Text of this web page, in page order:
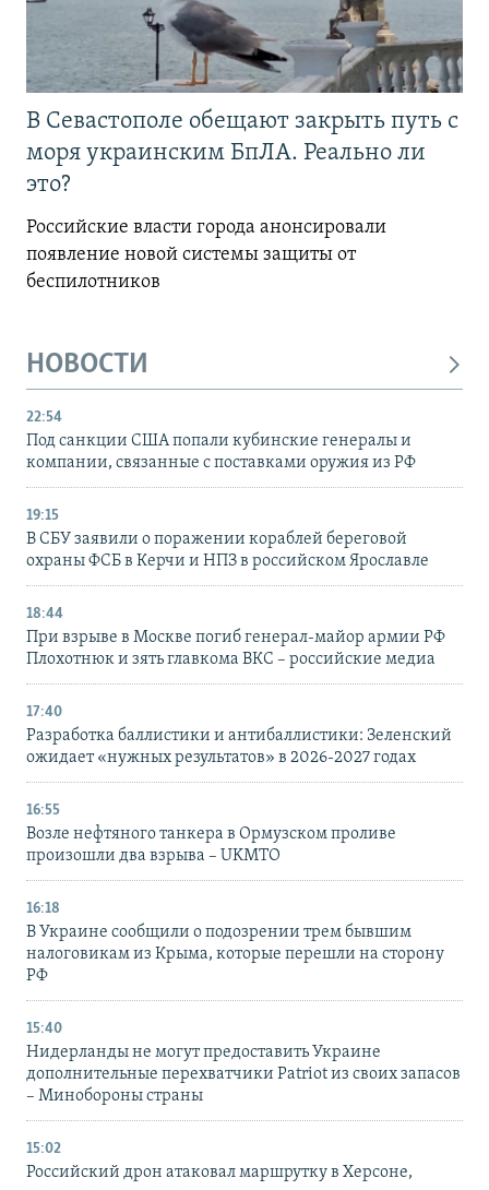
В Севастополе обещают закрыть путь с
моря украинским БпЛА. Реально ли
это?
Российские власти города анонсировали
появление новой системы защиты от
беспилотников
НОВОСТИ
22:54
Под санкции США попали кубинские генералы и
компании, связанные с поставками оружия из РФ
19:15
В СБУ заявили о поражении кораблей береговой
охраны ФСБ в Керчи и НПЗ в российском Ярославле
18:44
При взрыве в Москве погиб генерал-майор армии РФ
Плохотнюк и зять главкома ВКС – российские медиа
17:40
Разработка баллистики и антибаллистики: Зеленский
ожидает «нужных результатов» в 2026-2027 годах
16:55
Возле нефтяного танкера в Ормузском проливе
произошли два взрыва – UKMTO
16:18
В Украине сообщили о подозрении трем бывшим
налоговикам из Крыма, которые перешли на сторону
РФ
15:40
Нидерланды не могут предоставить Украине
дополнительные перехватчики Patriot из своих запасов
– Минобороны страны
15:02
Российский дрон атаковал маршрутку в Херсоне,